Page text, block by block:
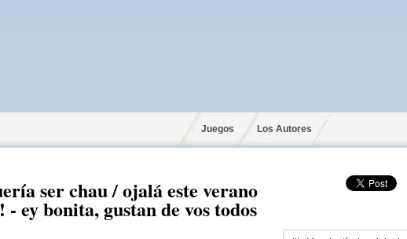
Juegos Los Autores
ser chau / ojalá este verano
- ey bonita, gustan de vos todos